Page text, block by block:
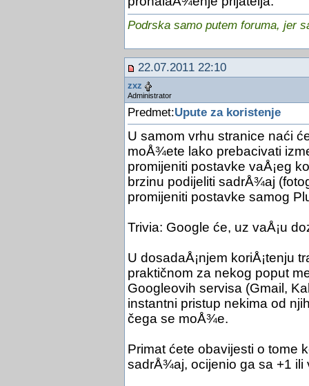
Podrska samo putem foruma, jer
22.07.2011 22:10
zxz
Administrator
Predmet:Upute za koristenje
U samom vrhu stranice naći
moÅ¾ete lako prebacivati
promijeniti postavke vaÅ¡eg
brzinu podijeliti sadrÅ¾aj
promijeniti postavke samog
Trivia: Google će, uz vaÅ¡u
U dosadaÅ¡njem koriÅ¡tenju
praktičnom za nekog poput
Googleovih servisa (Gmail,
instantni pristup nekima od
čega se moÅ¾e.
Primat ćete obavijesti o tome
sadrÅ¾aj, ocijenio ga sa +1